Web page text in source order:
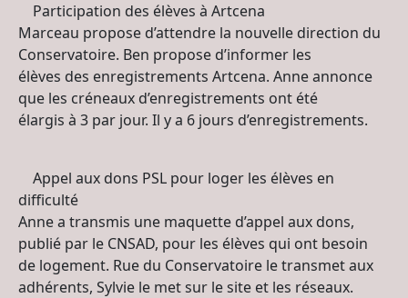
Participation des élèves à Artcena
Marceau propose d’attendre la nouvelle direction du
Conservatoire. Ben propose d’informer les
élèves des enregistrements Artcena. Anne annonce
que les créneaux d’enregistrements ont été
élargis à 3 par jour. Il y a 6 jours d’enregistrements.
Appel aux dons PSL pour loger les élèves en
difficulté
Anne a transmis une maquette d’appel aux dons,
publié par le CNSAD, pour les élèves qui ont besoin
de logement. Rue du Conservatoire le transmet aux
adhérents, Sylvie le met sur le site et les réseaux.